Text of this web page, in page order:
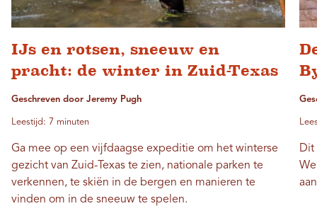
IJs en rotsen, sneeuw en
pracht: de winter in Zuid-Texas
Geschreven door Jeremy Pugh
Leestijd: 7 minuten
Ga mee op een vijfdaagse expeditie om het winterse
gezicht van Zuid-Texas te zien, nationale parken te
verkennen, te skiën in de bergen en manieren te
vinden om in de sneeuw te spelen.
Dit